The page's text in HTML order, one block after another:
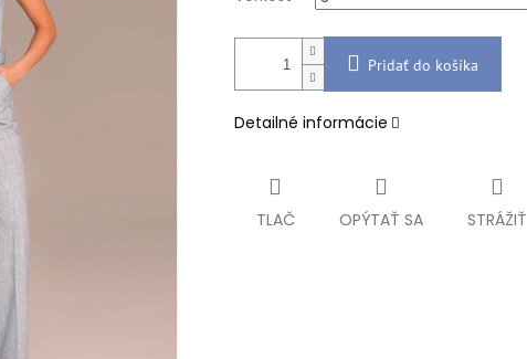
Pridať do košíka
Detailné informácie
TLAČ OPÝTAŤ SA STRÁŽIŤ